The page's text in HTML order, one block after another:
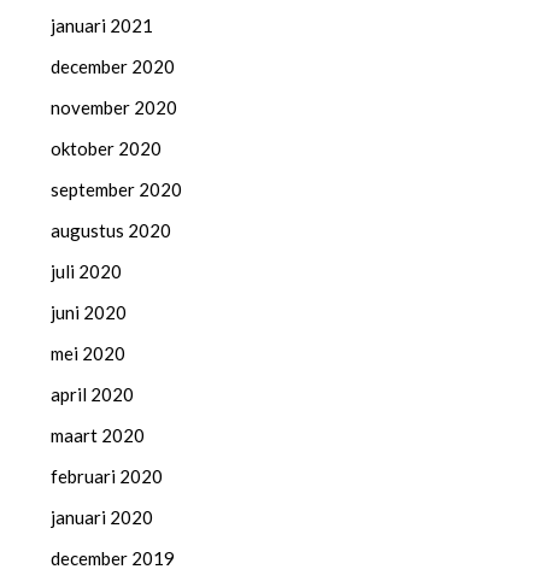
januari 2021
december 2020
november 2020
oktober 2020
september 2020
augustus 2020
juli 2020
juni 2020
mei 2020
april 2020
maart 2020
februari 2020
januari 2020
december 2019